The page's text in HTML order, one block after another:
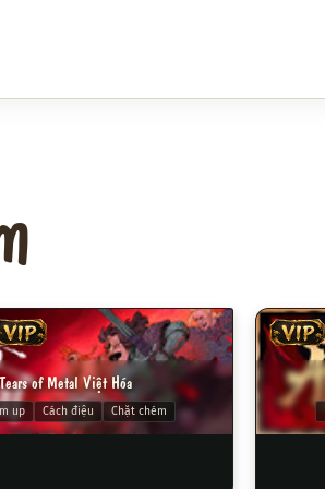
of Metal Việt Hóa
up Cách điệu Chặt chém
VIP